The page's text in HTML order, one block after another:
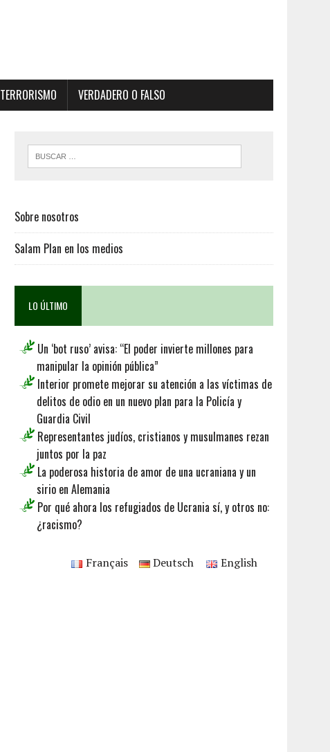
TERRORISMO VERDADERO O FALSO
Sobre nosotros
Salam Plan en los medios
LO ÚLTIMO
Un ‘bot ruso’ avisa: “El poder invierte millones para
manipular la opinión pública”
Interior promete mejorar su atención a las víctimas de
delitos de odio en un nuevo plan para la Policía y
Guardia Civil
Representantes judíos, cristianos y musulmanes rezan
juntos por la paz
La poderosa historia de amor de una ucraniana y un
sirio en Alemania
Por qué ahora los refugiados de Ucrania sí, y otros no:
¿racismo?
English
Deutsch
Français